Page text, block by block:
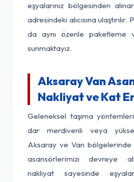
eşyalarınız bölgesinden
adresindeki alıcısına ulaştırılır.
da aynı özenle paketleme
sunmaktayız.
Aksaray Van
Nakliyat ve Kat
Geleneksel taşıma
dar merdivenli veya
Aksaray ve Van bölgelerinde
asansörlerimizi devreye
nakliyat sayesinde